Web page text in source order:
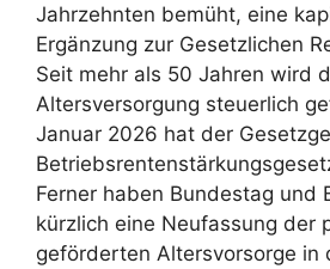
Jahrzehnten bemüht, eine
Ergänzung zur Gesetzlichen
Seit mehr als 50 Jahren wird
Altersversorgung steuerlich
Januar 2026 hat der
Ferner haben Bundestag und
kürzlich eine Neufassung der
geförderten Altersvorsorge in